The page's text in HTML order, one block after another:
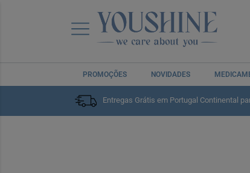
PROMOÇÕES NOVIDADES
Entregas Grátis em Portugal Continental